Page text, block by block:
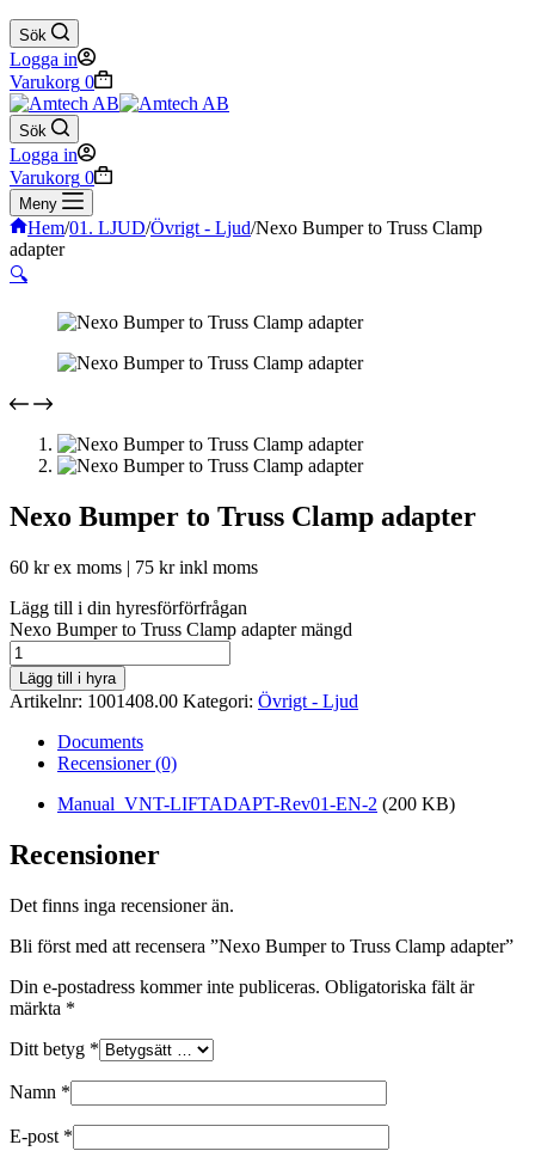
Sök
Logga in
Varukorg 0
Sök
Logga in
Varukorg 0
Meny
Hem/01. LJUD/Övrigt - Ljud/Nexo Bumper to Truss Clamp
adapter
🔍
Nexo Bumper to Truss Clamp adapter
60 krex moms | 75 krinkl moms
Lägg till i din hyresförförfrågan
Nexo Bumper to Truss Clamp adapter mängd
Lägg till i hyra
Artikelnr: 1001408.00 Kategori: Övrigt - Ljud
Documents
Recensioner (0)
Manual_VNT-LIFTADAPT-Rev01-EN-2 (200 KB)
Recensioner
Det finns inga recensioner än.
Bli först med att recensera ”Nexo Bumper to Truss Clamp adapter”
Din e-postadress kommer inte publiceras. Obligatoriska fält är
märkta *
Ditt betyg *
Namn *
E-post *